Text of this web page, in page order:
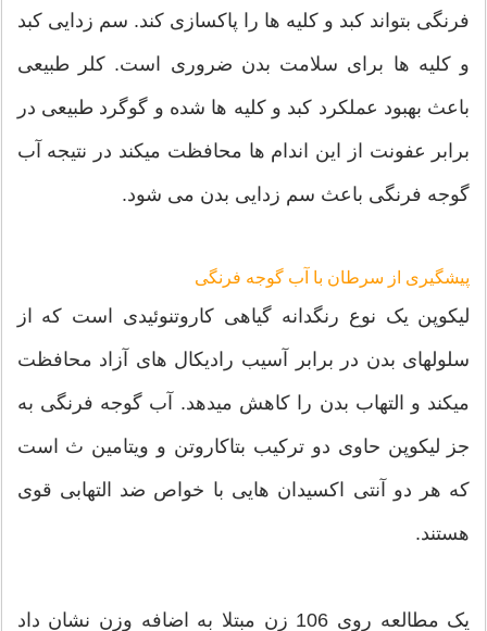
فرنگی بتواند کبد و کلیه ها را پاکسازی کند. سم زدایی کبد
و کلیه ها برای سلامت بدن ضروری است. کلر طبیعی
باعث بهبود عملکرد کبد و کلیه ها شده و گوگرد طبیعی در
برابر عفونت از این اندام ها محافظت میکند در نتیجه آب
گوجه فرنگی باعث سم زدایی بدن می شود.
پیشگیری از سرطان با آب گوجه فرنگی
لیکوپن یک نوع رنگدانه گیاهی کاروتنوئیدی است که از
سلولهای بدن در برابر آسیب رادیکال های آزاد محافظت
میکند و التهاب بدن را کاهش میدهد. آب گوجه فرنگی به
جز لیکوپن حاوی دو ترکیب بتاکاروتن و ویتامین ث است
که هر دو آنتی اکسیدان هایی با خواص ضد التهابی قوی
هستند.
یک مطالعه روی 106 زن مبتلا به اضافه وزن نشان داد